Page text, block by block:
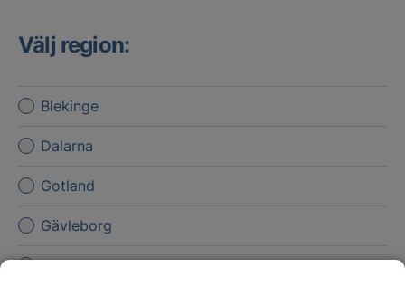
Välj region:
Blekinge
Dalarna
Gotland
Gävleborg
Halland